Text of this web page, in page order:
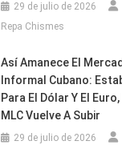
29 de julio de 2026
Repa Chismes
Así Amanece El
Informal Cubano:
Para El Dólar Y El Euro,
MLC Vuelve A Subir
29 de julio de 2026